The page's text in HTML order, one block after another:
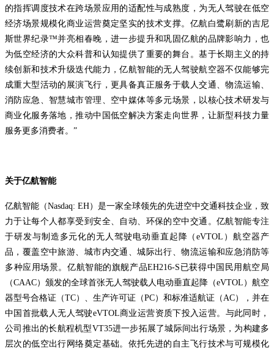
的指挥调度技术在跨场景应用的适配性与成熟度，为无人驾驶在低空
经济场景规模化商业运营奠定坚实的技术支撑。亿航白鹭刷新的吉尼
斯世界纪录™并亮相春晚，进一步提升和巩固亿航的品牌影响力，也
为低空经济的大众科普和认知提供了重要的舞台。基于长期主义的持
续创新和技术升级迭代能力，亿航智能的无人驾驶航空器不仅能够完
成重大型活动的展演飞行，更具备真正服务于载人交通、物流运输、
消防应急、智慧城市管理、空中媒体等多元场景，以核心技术研发与
商业化服务落地，推动中国低空解决方案走向世界，让新型科技力量
服务更多消费者。”
关于亿航智能
亿航智能（Nasdaq: EH）是一家全球领先的先进空中交通科技企业，致
力于让每个人都享受到安全、自动、环保的空中交通。亿航智能专注
于研发与制造多元化的无人驾驶电动垂直起降（eVTOL）航空器产
品，覆盖空中旅游、城市内交通、城际出行、物流运输和应急消防等
多种应用场景。亿航智能的旗舰产品EH216-S已获得中国民用航空局
（CAAC）颁发的全球首张无人驾驶载人电动垂直起降（eVTOL）航空
器型号合格证（TC）、生产许可证（PC）和标准适航证（AC），并在
中国首批载人无人驾驶eVTOL商业运营资质下投入运营。与此同时，
公司推出的长航程机型VT35进一步拓展了城际间出行场景，为构建多
层次的低空出行网络奠定基础。依托先进的自主飞行技术与可规模化